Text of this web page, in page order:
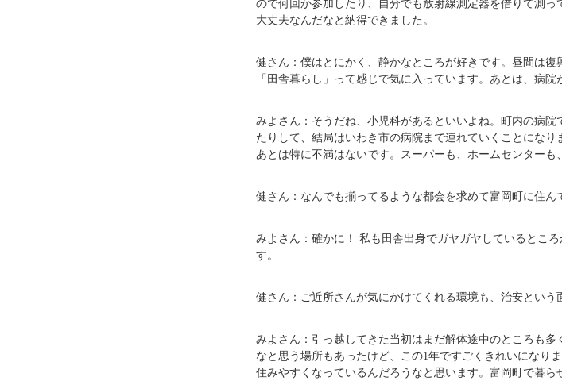
ので何回か参加したり、自分でも放射線測定器を借りて測
大丈夫なんだなと納得できました。
健さん：僕はとにかく、静かなところが好きです。昼間は
「田舎暮らし」って感じで気に入っています。あとは、病院
みよさん：そうだね、小児科があるといいよね。町内の病
たりして、結局はいわき市の病院まで連れていくことになり
あとは特に不満はないです。スーパーも、ホームセンターも
健さん：なんでも揃ってるような都会を求めて富岡町に住ん
みよさん：確かに！ 私も田舎出身でガヤガヤしているとこ
す。
健さん：ご近所さんが気にかけてくれる環境も、治安という
みよさん：引っ越してきた当初はまだ解体途中のところも
なと思う場所もあったけど、この1年ですごくきれいになり
住みやすくなっているんだろうなと思います。富岡町で暮